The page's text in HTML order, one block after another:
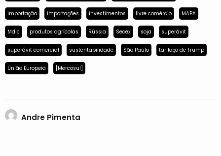
importação importações investimentos livre comércio MAPA
Mdic produtos agrícolas Rússia Secex soja superávit
superávit comercial sustentabilidade São Paulo tarifaço de Trump
União Europeia [Mercosul]
Andre Pimenta